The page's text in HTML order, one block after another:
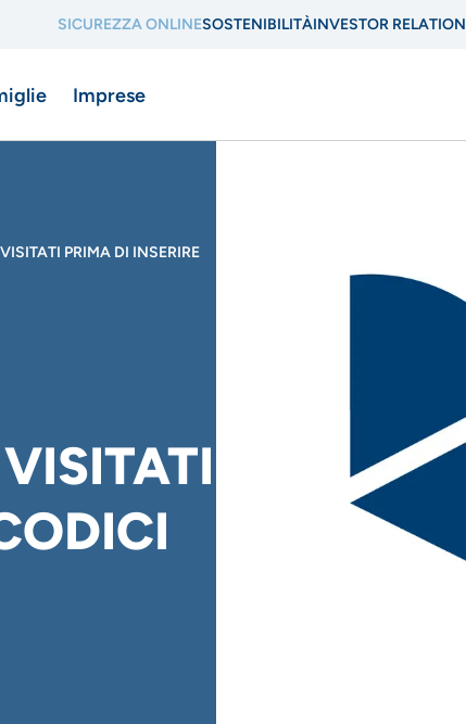
di
SICUREZZA ONLINESOSTENIBILITÀINVESTOR RELATION
Imprese
PRIMA DI INSERIRE